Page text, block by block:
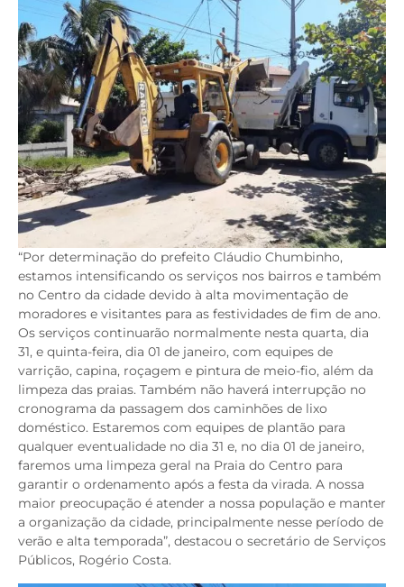
“Por determinação do prefeito Cláudio Chumbinho,
estamos intensificando os serviços nos bairros e também
no Centro da cidade devido à alta movimentação de
moradores e visitantes para as festividades de fim de ano.
Os serviços continuarão normalmente nesta quarta, dia
31, e quinta-feira, dia 01 de janeiro, com equipes de
varrição, capina, roçagem e pintura de meio-fio, além da
limpeza das praias. Também não haverá interrupção no
cronograma da passagem dos caminhões de lixo
doméstico. Estaremos com equipes de plantão para
qualquer eventualidade no dia 31 e, no dia 01 de janeiro,
faremos uma limpeza geral na Praia do Centro para
garantir o ordenamento após a festa da virada. A nossa
maior preocupação é atender a nossa população e manter
a organização da cidade, principalmente nesse período de
verão e alta temporada”, destacou o secretário de Serviços
Públicos, Rogério Costa.